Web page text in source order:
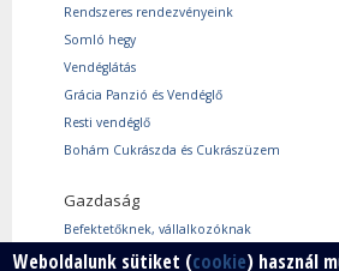
Rendszeres rendezvényeink
Somló hegy
Vendéglátás
Grácia Panzió és Vendéglő
Resti vendéglő
Bohám Cukrászda és Cukrászüzem
Gazdaság
Befektetőknek, vállalkozóknak
Használtcikk piac
Weboldalunk sütiket (cookie) használ